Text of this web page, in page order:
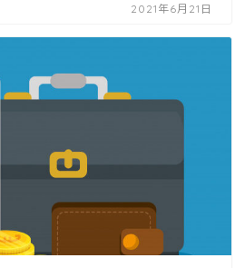
2021年6月21日